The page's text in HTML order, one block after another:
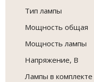
Тип лампы
Мощность общая
Мощность лампы
Напряжение, В
Лампы в комплекте